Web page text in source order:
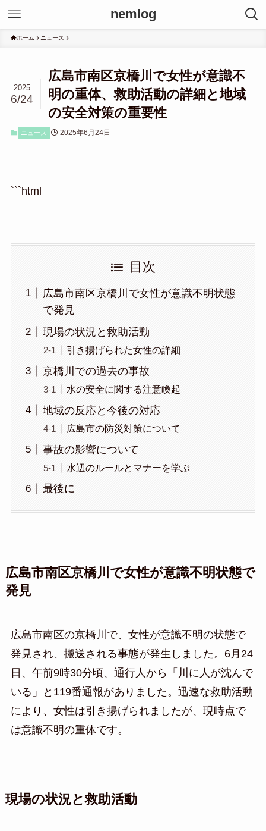
nemlog
ホーム ニュース
広島市南区京橋川で女性が意識不
明の重体、救助活動の詳細と地域
の安全対策の重要性
2025
6/24
ニュース 2025年6月24日
```html
目次
広島市南区京橋川で女性が意識不明状態
で発見
現場の状況と救助活動
引き揚げられた女性の詳細
京橋川での過去の事故
水の安全に関する注意喚起
地域の反応と今後の対応
広島市の防災対策について
事故の影響について
水辺のルールとマナーを学ぶ
最後に
広島市南区京橋川で女性が意識不明状態で
発見
広島市南区の京橋川で、女性が意識不明の状態で
発見され、搬送される事態が発生しました。6月24
日、午前9時30分頃、通行人から「川に人が沈んで
いる」と119番通報がありました。迅速な救助活動
により、女性は引き揚げられましたが、現時点で
は意識不明の重体です。
現場の状況と救助活動